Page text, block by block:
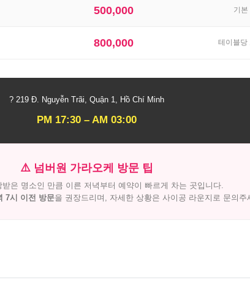
500,000 기본
800,000 테이블당
? 219 Đ. Nguyễn Trãi, Quận 1, Hồ Chí Minh
PM 17:30 – AM 03:00
⚠️ 넘버원 가라오케 방문 팁
받은 명소인 만큼 이른 저녁부터 예약이 빠르게 차는 곳입니다.
7시 이전 방문을 권장드리며, 자세한 상황은 사이공 라운지로 문의주